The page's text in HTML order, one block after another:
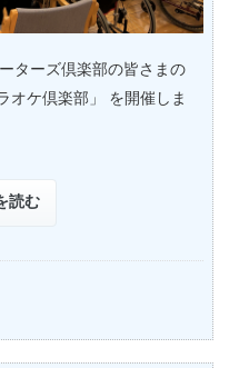
ターズ倶楽部の皆さまの
オケ倶楽部」 を開催しま
読む